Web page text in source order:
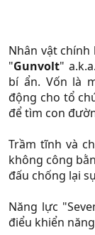
Nhân vật
"Gunvolt"
bí ẩn. Vốn là
động cho tổ
để tìm con
Trầm tĩnh và
không công
đấu chống lại
Năng lực
điểu khiển